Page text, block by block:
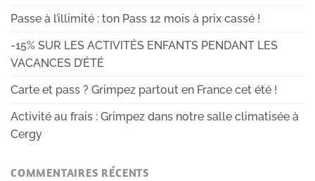
Passe à l’illimité : ton Pass 12 mois à prix cassé !
-15% SUR LES ACTIVITÉS ENFANTS PENDANT LES
VACANCES D’ÉTÉ
Carte et pass ? Grimpez partout en France cet été !
Activité au frais : Grimpez dans notre salle climatisée à
Cergy
COMMENTAIRES RÉCENTS